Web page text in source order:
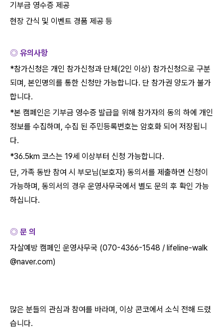
기부금 영수증 제공
현장 간식 및 이벤트 경품 제공 등
◎ 유의사항
*참가신청은 개인 참가신청과 단체(2인 이상) 참가신청으로 구분
되며, 본인명의를 통한 신청만 가능합니다. 단 참가권 양도가 불가
합니다.
*본 캠페인은 기부금 영수증 발급을 위해 참가자의 동의 하에 개인
정보를 수집하며, 수집 된 주민등록번호는 암호화 되어 저장됩니
다.
*36.5km 코스는 19세 이상부터 신청 가능합니다.
단, 가족 동반 참여 시 부모님(보호자) 동의서를 제출하면 신청이
가능하며, 동의서의 경우 운영사무국에서 별도 문의 후 확인 가능
하십니다.
◎ 문 의
자살예방 캠페인 운영사무국 (070-4366-1548 / lifeline-walk
@naver.com)
많은 분들의 관심과 참여를 바라며, 이상 콘코에서 소식 전해 드렸
습니다.